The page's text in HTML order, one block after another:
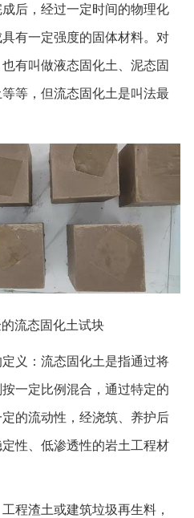
后，经过一定时间的物理化
有一定强度的固体材料。对
有叫做液态固化土、泥态固
等，但流态固化土是叫法最
流态固化土试块
义：流态固化土是指通过将
一定比例混合，通过特定的
的流动性，经浇筑、养护后
性、低渗透性的岩土工程材
程渣土或建筑垃圾再生料，